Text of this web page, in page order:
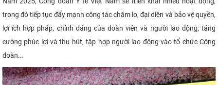
trong đó tiếp tục đẩy mạnh công tác chăm lo, đại diện và bảo vệ quyền,
lợi ích hợp pháp, chính đáng của đoàn viên và người lao động; tăng
cường phúc lợi và thu hút, tập hợp người lao động vào tổ chức Công
đoàn...